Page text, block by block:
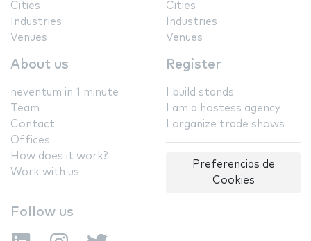
Cities
Industries
Venues
Cities
Industries
Venues
About us
neventum in 1 minute
Team
Contact
Offices
How does it work?
Work with us
Register
I build stands
I am a hostess agency
I organize trade shows
Preferencias de
Cookies
Follow us